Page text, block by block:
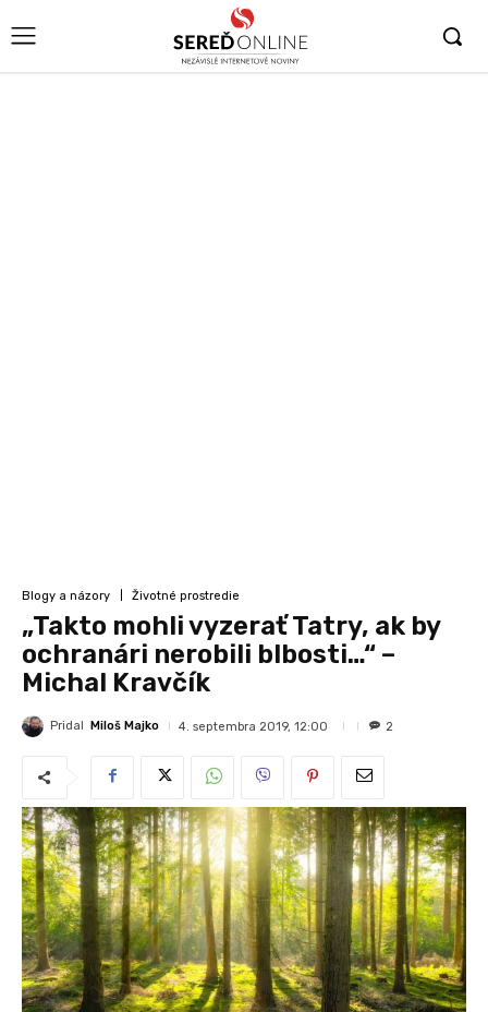
Blogy a názory Životné prostredie
„Takto mohli vyzerať Tatry, ak by
ochranári nerobili blbosti…“ –
Michal Kravčík
Pridal Miloš Majko 4. septembra 2019, 12:00 2